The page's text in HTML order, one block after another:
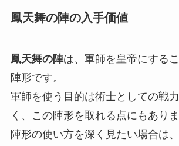
鳳天舞の陣の入手価値
鳳天舞の陣は、軍師を皇帝にする
陣形です。
軍師を使う目的は術士としての戦
く、この陣形を取れる点にもありま
陣形の使い方を深く見たい場合は、